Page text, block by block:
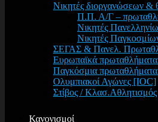
Νικητές διοργανώσεων &
Π.Π. Α/Γ –
Νικητές
Νικητές
ΣΕΓΑΣ & Πανελ.
Ευρωπαϊκά
Παγκόσμια
Ολυμπιακοί Αγώνες [IOC]
Στίβος / Κλασ.Αθλητισμός
Κανονισμοί